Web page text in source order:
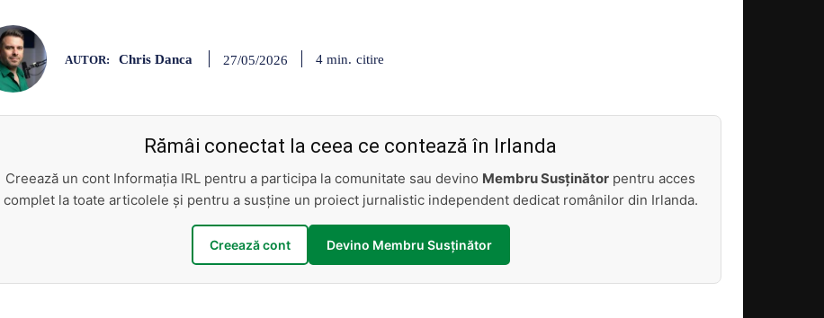
AUTOR: Chris Danca 27/05/2026 4 min. citire
Rămâi conectat la ceea ce contează în Irlanda
Creează un cont Informația IRL pentru a participa la comunitate sau devino Membru Susținător pentru acces
complet la toate articolele și pentru a susține un proiect jurnalistic independent dedicat românilor din Irlanda.
Creează cont Devino Membru Susținător